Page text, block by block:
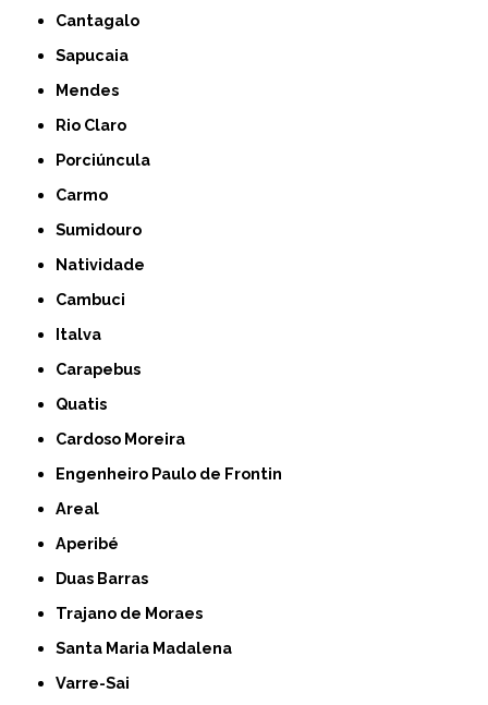
Cantagalo
Sapucaia
Mendes
Rio Claro
Porciúncula
Carmo
Sumidouro
Natividade
Cambuci
Italva
Carapebus
Quatis
Cardoso Moreira
Engenheiro Paulo de Frontin
Areal
Aperibé
Duas Barras
Trajano de Moraes
Santa Maria Madalena
Varre-Sai